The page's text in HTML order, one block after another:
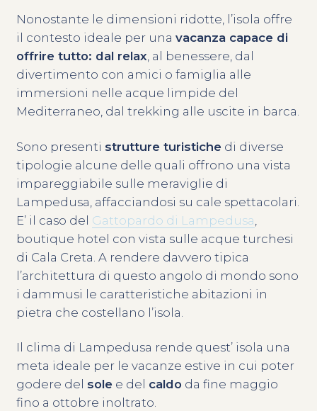
Nonostante le dimensioni ridotte, l’isola offre
il contesto ideale per una vacanza capace di
offrire tutto: dal relax, al benessere, dal
divertimento con amici o famiglia alle
immersioni nelle acque limpide del
Mediterraneo, dal trekking alle uscite in barca.
Sono presenti strutture turistiche di diverse
tipologie alcune delle quali offrono una vista
impareggiabile sulle meraviglie di
Lampedusa, affacciandosi su cale spettacolari.
E’ il caso del Gattopardo di Lampedusa
boutique hotel con vista sulle acque turchesi
di Cala Creta. A rendere davvero tipica
l’architettura di questo angolo di mondo sono
i dammusi le caratteristiche abitazioni in
pietra che costellano l’isola.
Il clima di Lampedusa rende quest’ isola una
meta ideale per le vacanze estive in cui poter
godere del sole e del caldo da fine maggio
fino a ottobre inoltrato.